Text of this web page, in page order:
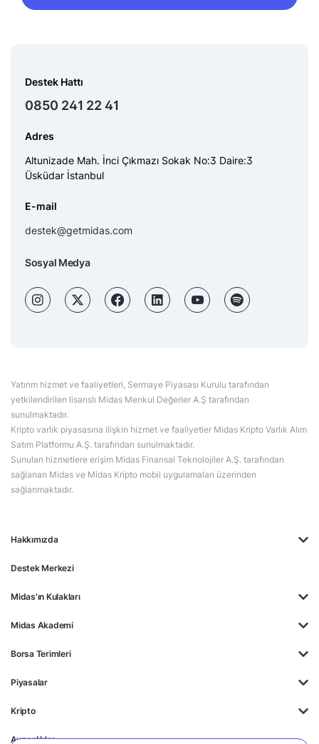
Hakkımızda
Destek Merkezi
Midas'ın Kulakları
Midas Akademi
Borsa Terimleri
Piyasalar
Kripto
Ayrıcalıklar
Destek Hattı
0850 241 22 41
Adres
Altunizade Mah. İnci Çıkmazı Sokak No:3 Daire:3
Üsküdar İstanbul
E-mail
destek@getmidas.com
Sosyal Medya
Yatırım hizmet ve faaliyetleri, Sermaye Piyasası Kurulu tarafından
yetkilendirilen lisanslı Midas Menkul Değerler A.Ş tarafından
sunulmaktadır.
Kripto varlık piyasasına ilişkin hizmet ve faaliyetler Midas Kripto Varlık Alım
Satım Platformu A.Ş. tarafından sunulmaktadır.
Sunulan hizmetlere erişim Midas Finansal Teknolojiler A.Ş. tarafından
sağlanan Midas ve Midas Kripto mobil uygulamaları üzerinden
sağlanmaktadır.